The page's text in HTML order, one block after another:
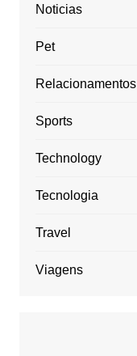
Noticias
Pet
Relacionamentos
Sports
Technology
Tecnologia
Travel
Viagens